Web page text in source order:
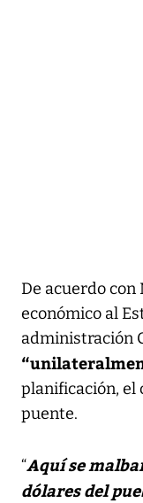
De acuerdo
económico al
administración
planificación, el
puente.
“Aquí se
dólares del